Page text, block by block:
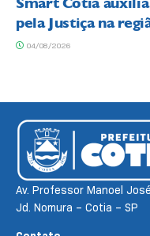
pela Justiça na
04/08/2026
Av. Professor Manoel
Jd. Nomura – Cotia – SP